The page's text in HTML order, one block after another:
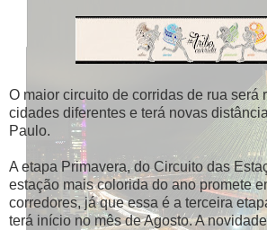
O maior circuito de corridas de rua será
cidades diferentes e terá novas
Paulo.
A etapa Primavera, do Circuito das
estação mais colorida do ano promete
corredores, já que essa é a terceira
terá início no mês de Agosto. A